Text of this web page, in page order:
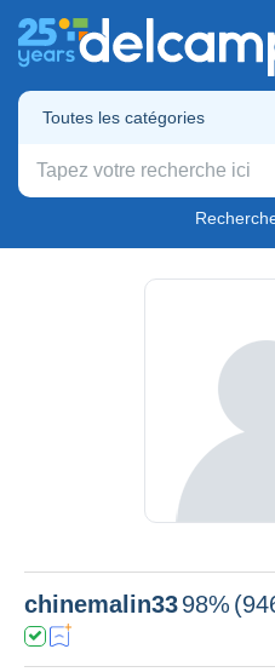
Toutes les catégories
chinemalin3398%